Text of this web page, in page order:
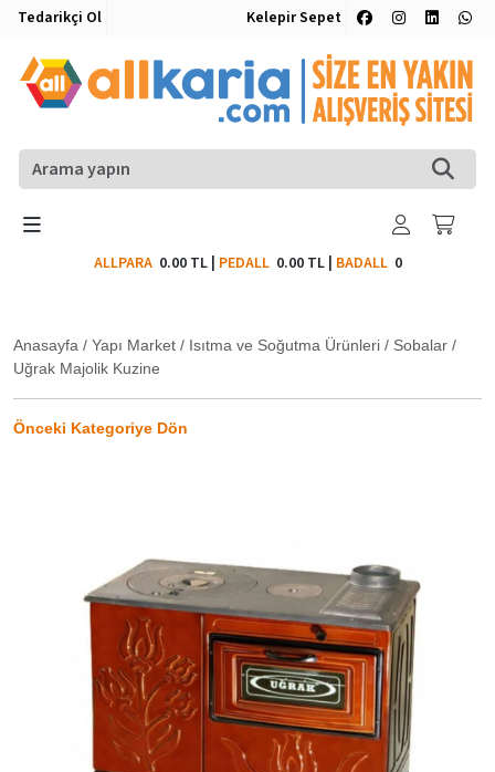
Tedarikçi Ol Kelepir Sepet
ALLPARA 0.00 TL| PEDALL 0.00 TL| BADALL0
Anasayfa / Yapı Market / Isıtma ve Soğutma Ürünleri / Sobalar /
Uğrak Majolik Kuzine
Önceki Kategoriye Dön